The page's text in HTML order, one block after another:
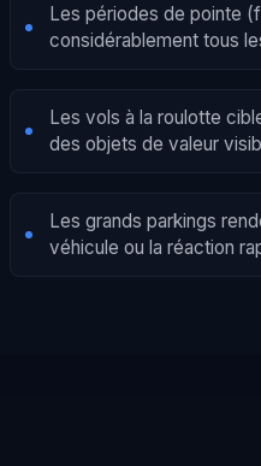
Les périodes de pointe
considérablement tous
Les vols à la roulotte
des objets de valeur
Les grands parkings
véhicule ou la réaction